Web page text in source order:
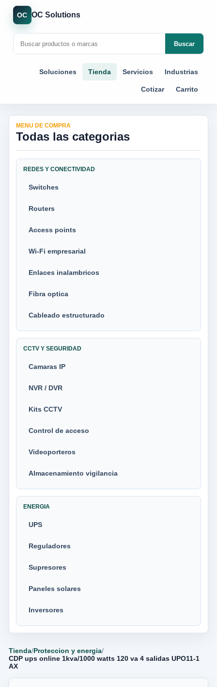
OC OC Solutions
Buscar
Soluciones Tienda Servicios Industrias
Cotizar Carrito
MENU DE COMPRA
Todas las categorias
REDES Y CONECTIVIDAD
Switches
Routers
Access points
Wi-Fi empresarial
Enlaces inalambricos
Fibra optica
Cableado estructurado
CCTV Y SEGURIDAD
Camaras IP
NVR / DVR
Kits CCTV
Control de acceso
Videoporteros
Almacenamiento vigilancia
ENERGIA
UPS
Reguladores
Supresores
Paneles solares
Inversores
Tienda/Proteccion y energia/
CDP ups online 1kva/1000 watts 120 va 4 salidas UPO11-1
AX